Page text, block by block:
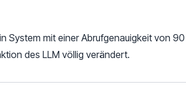
System mit einer Abrufgenauigkeit von
des LLM völlig verändert.